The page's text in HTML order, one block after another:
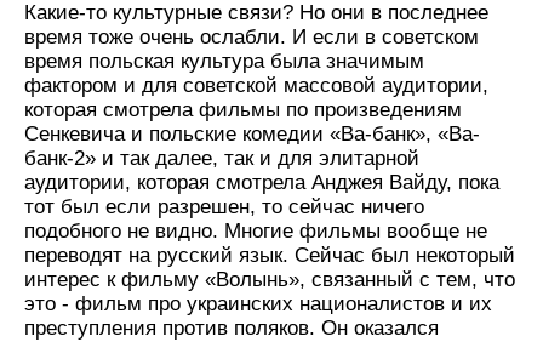
Какие-то культурные связи? Но они в последнее
время тоже очень ослабли. И если в советском
время польская культура была значимым
фактором и для советской массовой аудитории,
которая смотрела фильмы по произведениям
Сенкевича и польские комедии «Ва-банк», «Ва-
банк-2» и так далее, так и для элитарной
аудитории, которая смотрела Анджея Вайду, пока
тот был если разрешен, то сейчас ничего
подобного не видно. Многие фильмы вообще не
переводят на русский язык. Сейчас был некоторый
интерес к фильму «Волынь», связанный с тем, что
это - фильм про украинских националистов и их
преступления против поляков. Он оказался